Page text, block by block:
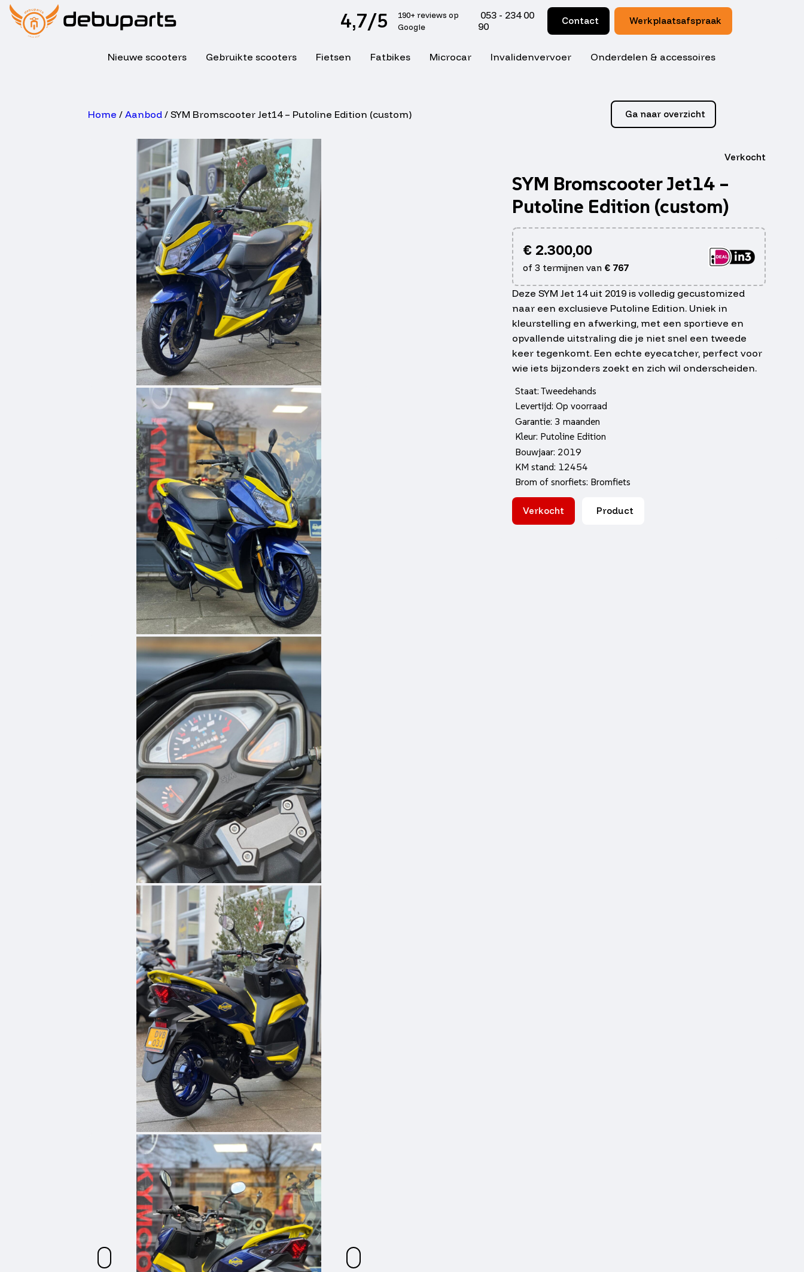
4,7/5
190+ reviews op
Google
053 - 234 00
90
Contact Werkplaatsafspraak
Nieuwe scooters Gebruikte scooters Fietsen Fatbikes Microcar Invalidenvervoer Onderdelen & accessoires
Home / Aanbod/ SYM Bromscooter Jet14 – Putoline Edition (custom) Ga naar overzicht
Verkocht
SYM Bromscooter Jet14 –
Putoline Edition (custom)
€2.300,00
of 3 termijnen van €767
Deze SYM Jet 14 uit 2019 is volledig gecustomized
naar een exclusieve Putoline Edition. Uniek in
kleurstelling en afwerking, met een sportieve en
opvallende uitstraling die je niet snel een tweede
keer tegenkomt. Een echte eyecatcher, perfect voor
wie iets bijzonders zoekt en zich wil onderscheiden.
Staat: Tweedehands
Levertijd: Op voorraad
Garantie: 3 maanden
Kleur: Putoline Edition
Bouwjaar: 2019
KM stand: 12454
Brom of snorfiets: Bromfiets
Verkocht Product